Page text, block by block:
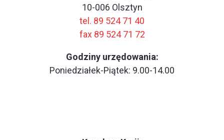
10-006 Olsztyn
tel. 89 524 71 40
fax 89 524 71 72
Godziny urzędowania:
Poniedziałek-Piątek: 9.00-14.00